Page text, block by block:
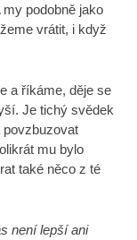
podobně jako
vrátit, i když
a říkáme, děje se
Je tichý svědek
povzbuzovat
mu bylo
také něco z té
není lepší ani